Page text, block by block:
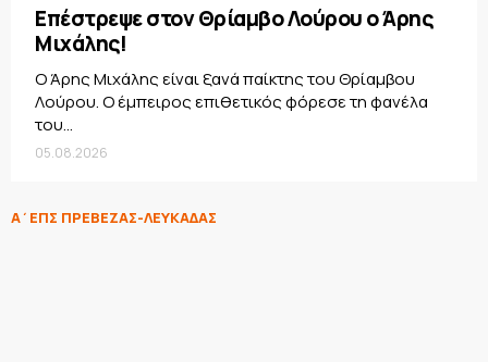
Επέστρεψε στον Θρίαμβο Λούρου ο Άρης
Μιχάλης!
Ο Άρης Μιχάλης είναι ξανά παίκτης του Θρίαμβου
Λούρου. Ο έμπειρος επιθετικός φόρεσε τη φανέλα
του...
05.08.2026
Α΄ΕΠΣ ΠΡΕΒΕΖΑΣ-ΛΕΥΚΑΔΑΣ